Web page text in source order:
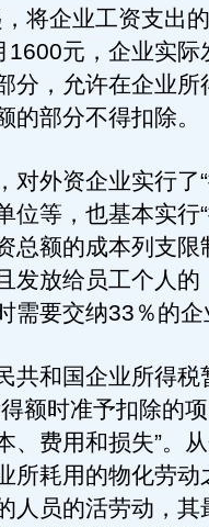
将企业工资支出
元，企业实际
分，允许在企业所
的部分不得扣除。
外资企业实行了“
位等，也基本实行
总额的成本列支
发放给员工个人的
需要交纳33％的
和国企业所得税
额时准予扣除的
、费用和损失”。
所耗用的物化劳动
人员的活劳动，其